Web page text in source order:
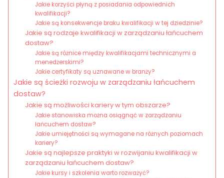
Jakie korzyści płyną z posiadania odpowiednich
kwalifikacji?
Jakie są konsekwencje braku kwalifikacji w tej dziedzinie?
Jakie są rodzaje kwalifikacji w zarządzaniu łańcuchem
dostaw?
Jakie są różnice między kwalifikacjami technicznymi a
menedżerskimi?
Jakie certyfikaty są uznawane w branży?
Jakie są ścieżki rozwoju w zarządzaniu łańcuchem
dostaw?
Jakie są możliwości kariery w tym obszarze?
Jakie stanowiska można osiągnąć w zarządzaniu
łańcuchem dostaw?
Jakie umiejętności są wymagane na różnych poziomach
kariery?
Jakie są najlepsze praktyki w rozwijaniu kwalifikacji w
zarządzaniu łańcuchem dostaw?
Jakie kursy i szkolenia warto rozważyć?